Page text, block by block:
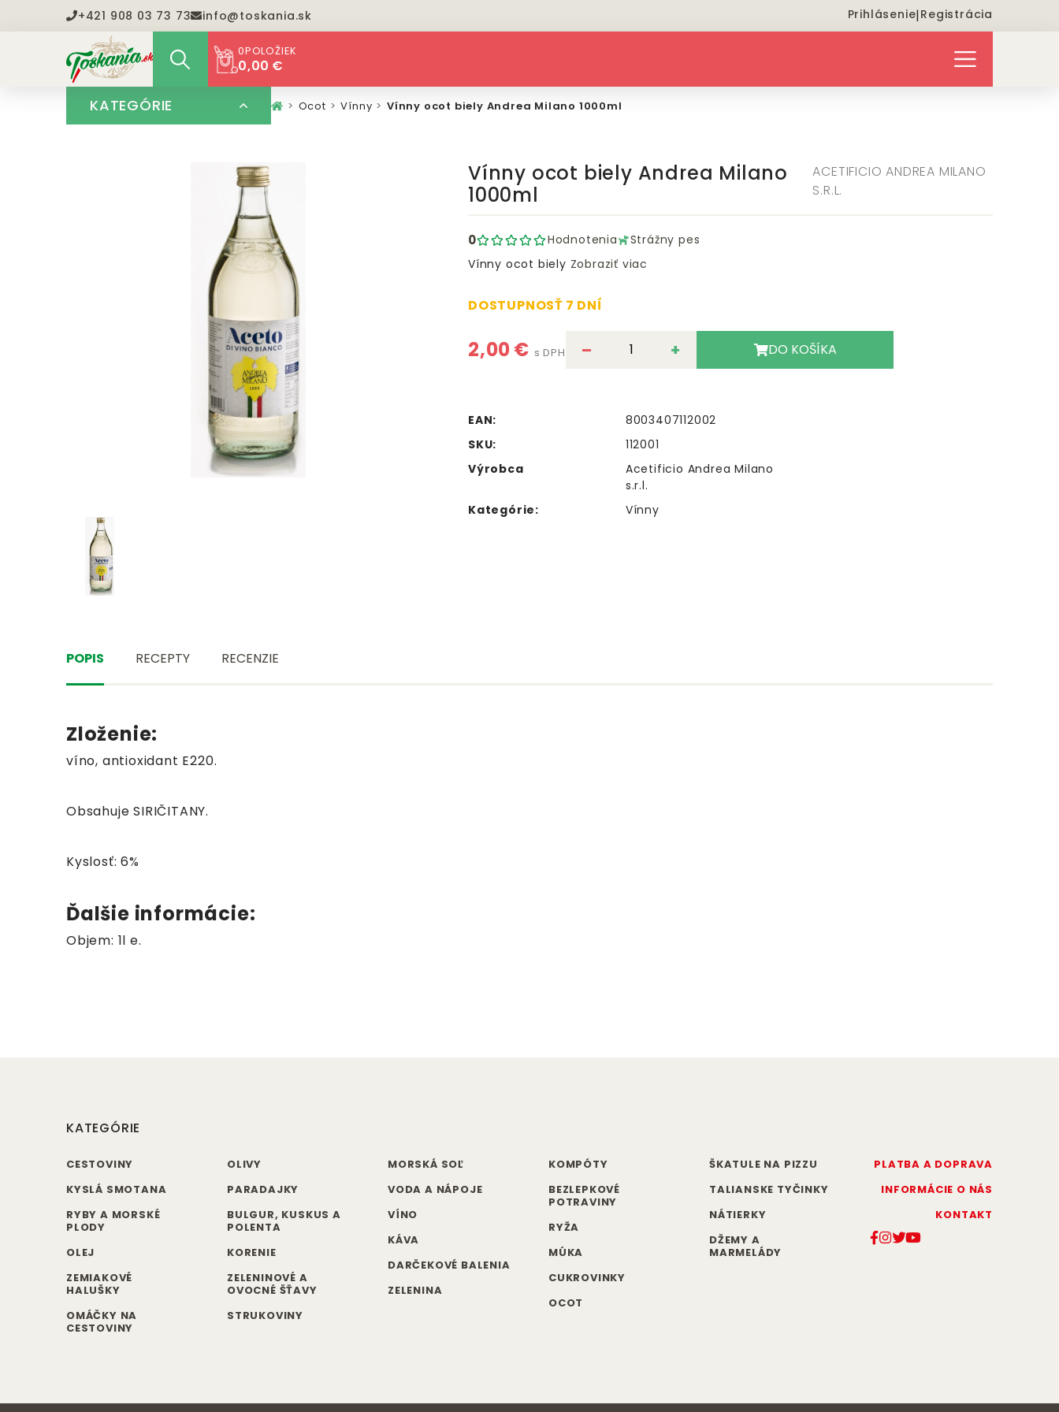
+421 908 03 73 73 info@toskania.sk Prihlásenie|Registrácia
0POLOŽIEK
0,00 €
KATEGÓRIE Ocot Vínny Vínny ocot biely Andrea Milano 1000ml
Vínny ocot biely Andrea Milano
1000ml
ACETIFICIO ANDREA MILANO
S.R.L.
0 Hodnotenia
Strážny pes
Vínny ocot biely Zobraziť viac
DOSTUPNOSŤ 7 DNÍ
2,00 € s DPH – + DO KOŠÍKA
EAN:
8003407112002
SKU:
112001
Výrobca
Acetificio Andrea Milano
s.r.l.
Kategórie:
Vínny
POPIS RECEPTY RECENZIE
Zloženie:
víno, antioxidant E220.
Obsahuje SIRIČITANY.
Kyslosť: 6%
Ďalšie informácie:
Objem: 1l e.
KATEGÓRIE
CESTOVINY
KYSLÁ SMOTANA
RYBY A MORSKÉ
PLODY
OLEJ
ZEMIAKOVÉ
HALUŠKY
OMÁČKY NA
CESTOVINY
OLIVY
PARADAJKY
BULGUR, KUSKUS A
POLENTA
KORENIE
ZELENINOVÉ A
OVOCNÉ ŠŤAVY
STRUKOVINY
MORSKÁ SOĽ
VODA A NÁPOJE
VÍNO
KÁVA
DARČEKOVÉ BALENIA
ZELENINA
KOMPÓTY
BEZLEPKOVÉ
POTRAVINY
RYŽA
MÚKA
CUKROVINKY
OCOT
ŠKATULE NA PIZZU
TALIANSKE TYČINKY
NÁTIERKY
DŽEMY A
MARMELÁDY
PLATBA A DOPRAVA
INFORMÁCIE O NÁS
KONTAKT